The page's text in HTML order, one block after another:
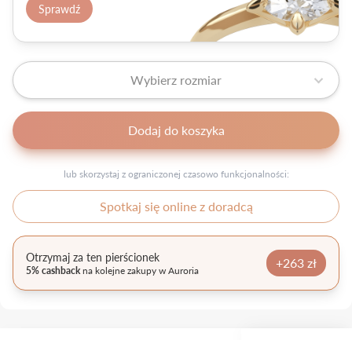
Sprawdź
Wybierz rozmiar
Dodaj do koszyka
lub skorzystaj z ograniczonej czasowo funkcjonalności:
Spotkaj się online z doradcą
Otrzymaj za ten pierścionek
5% cashbackna kolejne zakupy w Auroria +263 zł